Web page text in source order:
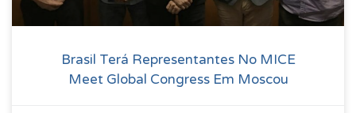
Brasil Terá Representantes No MICE
Meet Global Congress Em Moscou